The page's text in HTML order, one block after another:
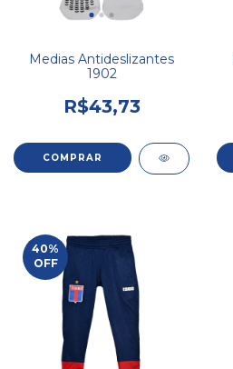
Medias Antideslizantes
1902
R$43,73
COMPRAR
40%
OFF